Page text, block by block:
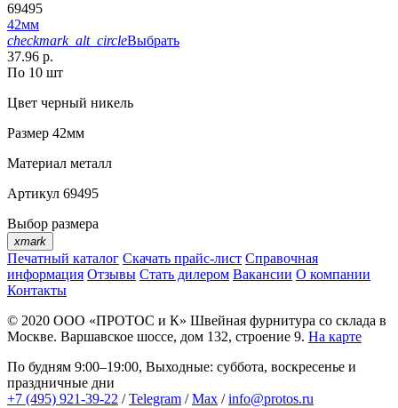
69495
42мм
checkmark_alt_circleВыбрать
37.96 р.
По 10 шт
Цвет черный никель
Размер 42мм
Материал металл
Артикул 69495
Выбор размера
xmark
Печатный каталог Скачать прайс-лист Справочная
информация Отзывы Стать дилером Вакансии О компании
Контакты
© 2020 ООО «ПРОТОС и К» Швейная фурнитура со склада в
Москве. Варшавское шоссе, дом 132, строение 9. На карте
По будням 9:00–19:00, Выходные: суббота, воскресенье и
праздничные дни
+7 (495) 921-39-22 /Telegram /Max /info@protos.ru